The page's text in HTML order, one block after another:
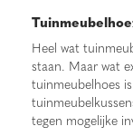
Heel wat
staan. Maar wat
tuinmeubelhoes
tegen mogelijke